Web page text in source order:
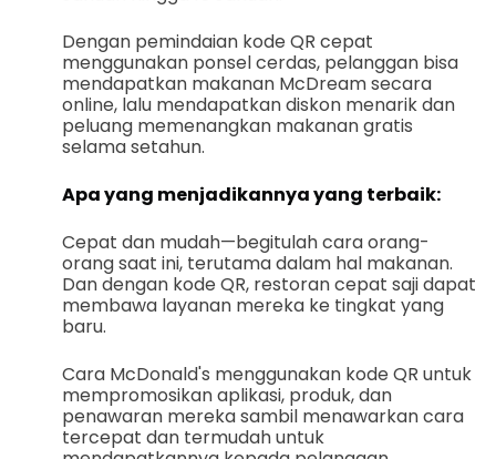
Dengan pemindaian kode QR cepat
menggunakan ponsel cerdas, pelanggan bisa
mendapatkan makanan McDream secara
online, lalu mendapatkan diskon menarik dan
peluang memenangkan makanan gratis
selama setahun.
Apa yang menjadikannya yang terbaik:
Cepat dan mudah—begitulah cara orang-
orang saat ini, terutama dalam hal makanan.
Dan dengan kode QR, restoran cepat saji dapat
membawa layanan mereka ke tingkat yang
baru.
Cara McDonald's menggunakan kode QR untuk
mempromosikan aplikasi, produk, dan
penawaran mereka sambil menawarkan cara
tercepat dan termudah untuk